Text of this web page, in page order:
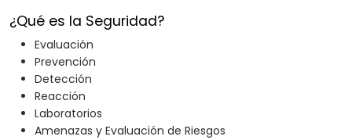
¿Qué es la Seguridad?
Evaluación
Prevención
Detección
Reacción
Laboratorios
Amenazas y Evaluación de Riesgos